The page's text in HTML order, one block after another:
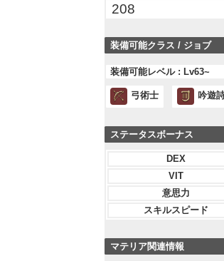
208
装備可能クラス / ジョブ
装備可能レベル : Lv63~
弓術士 吟遊
ステータスボーナス
DEX
VIT
意思力
スキルスピード
マテリア関連情報